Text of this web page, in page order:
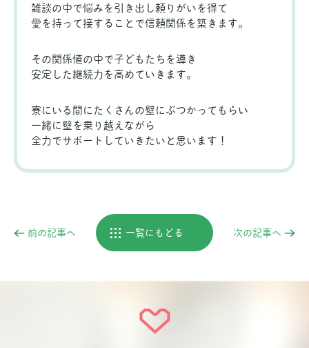
雑談の中で悩みを引き出し頼りがいを得て
愛を持って接することで信頼関係を築きます。
その関係値の中で子どもたちを導き
安定した継続力を高めていきます。
寮にいる間にたくさんの壁にぶつかってもらい
一緒に壁を乗り越えながら
全力でサポートしていきたいと思います！
前の記事へ 一覧にもどる 次の記事へ